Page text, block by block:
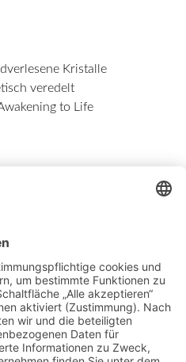
Kristalle
veredelt
to Life